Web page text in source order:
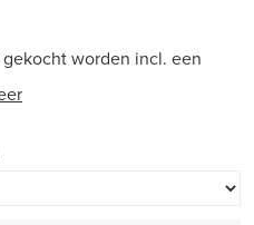
worden incl. een